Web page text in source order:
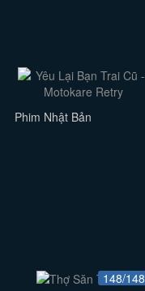
Phim Nhật Bản
148/148